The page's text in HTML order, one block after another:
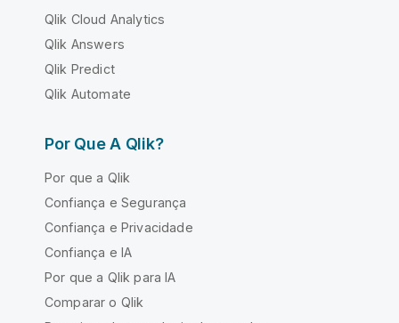
Qlik Cloud Analytics
Qlik Answers
Qlik Predict
Qlik Automate
Por Que A Qlik?
Por que a Qlik
Confiança e Segurança
Confiança e Privacidade
Confiança e IA
Por que a Qlik para IA
Comparar o Qlik